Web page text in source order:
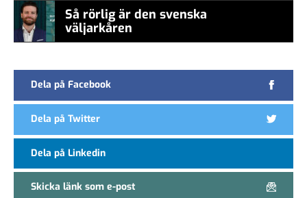
Så rörlig är den svenska
väljarkåren
Dela på Facebook
Dela på Twitter
Dela på Linkedin
Skicka länk som e-post